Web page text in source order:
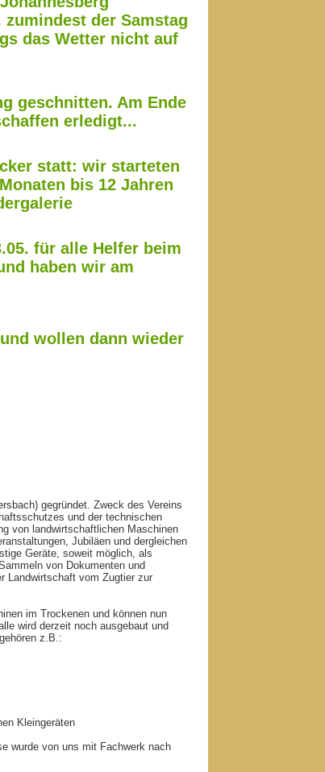
der Samstag
das Wetter nicht auf
geschnitten. Am Ende
erledigt...
statt: wir starteten
bis 12 Jahren
für alle Helfer beim
haben wir am
wollen dann wieder
gegründet. Zweck des Vereins
und der technischen
von landwirtschaftlichen Maschinen
Jubiläen und dergleichen
Geräte, soweit möglich, als
von Dokumenten und
Landwirtschaft vom Zugtier zur
im Trockenen und können nun
wird derzeit noch ausgebaut und
z.B.:
Kleingeräten
wurde von uns mit Fachwerk nach